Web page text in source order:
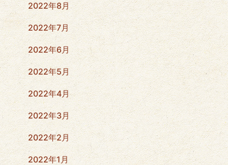
2022年8月
2022年7月
2022年6月
2022年5月
2022年4月
2022年3月
2022年2月
2022年1月